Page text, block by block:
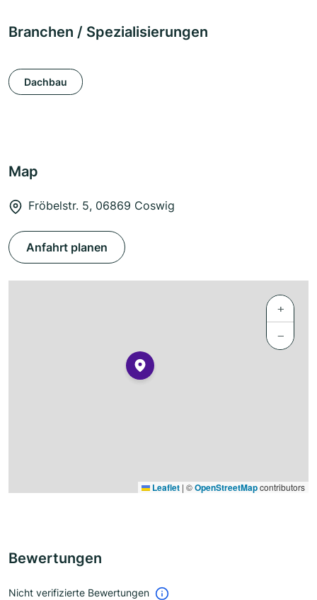
Branchen / Spezialisierungen
Dachbau
Map
Fröbelstr. 5, 06869 Coswig
Anfahrt planen
+
−
Leaflet | ©OpenStreetMapcontributors
Bewertungen
Nicht verifizierte Bewertungen